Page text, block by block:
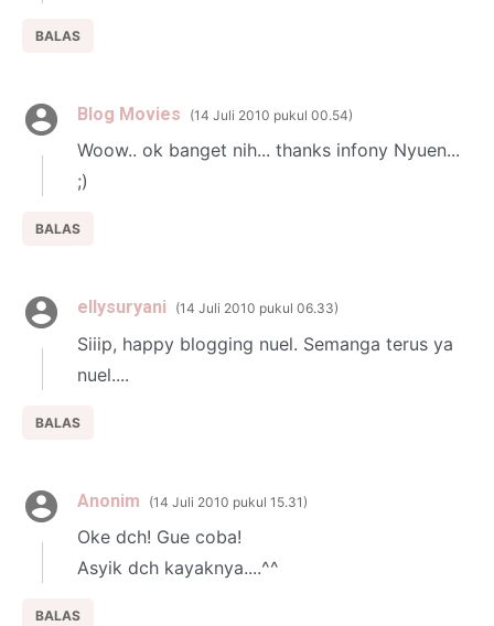
BALAS
Blog Movies 14 Juli 2010 pukul 00.54
Woow.. ok banget nih... thanks infony Nyuen...
;)
BALAS
ellysuryani 14 Juli 2010 pukul 06.33
Siiip, happy blogging nuel. Semanga terus ya
nuel....
BALAS
Anonim 14 Juli 2010 pukul 15.31
Oke dch! Gue coba!
Asyik dch kayaknya....^^
BALAS